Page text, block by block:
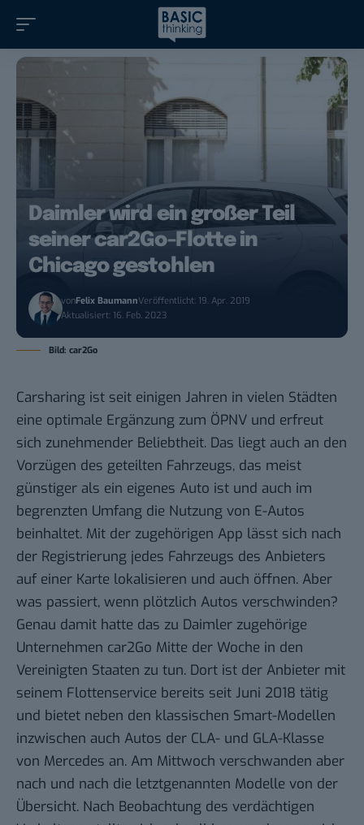
Daimler wird ein großer Teil
seiner car2Go-Flotte in
Chicago gestohlen
vonFelix BaumannVeröffentlicht: 19. Apr. 2019
Aktualisiert: 16. Feb. 2023
Bild: car2Go
Carsharing ist seit einigen Jahren in vielen Städten
eine optimale Ergänzung zum ÖPNV und erfreut
sich zunehmender Beliebtheit. Das liegt auch an den
Vorzügen des geteilten Fahrzeugs, das meist
günstiger als ein eigenes Auto ist und auch im
begrenzten Umfang die Nutzung von E-Autos
beinhaltet. Mit der zugehörigen App lässt sich nach
der Registrierung jedes Fahrzeugs des Anbieters
auf einer Karte lokalisieren und auch öffnen. Aber
was passiert, wenn plötzlich Autos verschwinden?
Genau damit hatte das zu Daimler zugehörige
Unternehmen car2Go Mitte der Woche in den
Vereinigten Staaten zu tun. Dort ist der Anbieter mit
seinem Flottenservice bereits seit Juni 2018 tätig
und bietet neben den klassischen Smart-Modellen
inzwischen auch Autos der CLA- und GLA-Klasse
von Mercedes an. Am Mittwoch verschwanden aber
nach und nach die letztgenannten Modelle von der
Übersicht. Nach Beobachtung des verdächtigen